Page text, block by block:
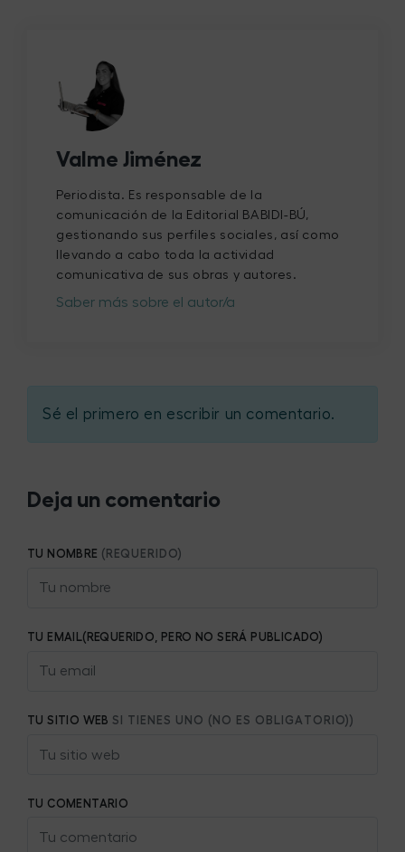
Valme Jiménez
Periodista. Es responsable de la
comunicación de la Editorial BABIDI-BÚ,
gestionando sus perfiles sociales, así como
llevando a cabo toda la actividad
comunicativa de sus obras y autores.
Saber más sobre el autor/a
Sé el primero en escribir un comentario.
Deja un comentario
TU NOMBRE (REQUERIDO)
TU EMAIL(REQUERIDO, PERO NO SERÁ PUBLICADO)
TU SITIO WEB SI TIENES UNO (NO ES OBLIGATORIO))
TU COMENTARIO